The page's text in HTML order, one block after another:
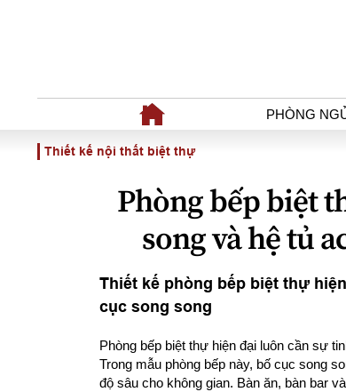
PHÒNG
Thiết kế nội thất biệt thự
Phòng bếp biệt
song và hệ tủ
Thiết kế phòng bếp biệt thự
cục song song
Phòng bếp biệt thự hiện đại luôn cần sự
Trong mẫu phòng bếp này, bố cục song
độ sâu cho không gian. Bàn ăn, bàn bar